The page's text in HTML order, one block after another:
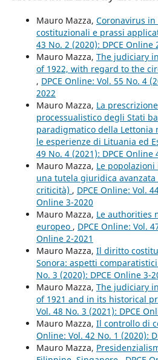
Mauro Mazza, Coronavirus
costituzionali e prassi
43 No. 2 (2020): DPCE Online
Mauro Mazza, The judiciary
of 1922, with regard to the
, DPCE Online: Vol. 55 No. 4
2022
Mauro Mazza, La
processualistico degli Stati
paradigmatico della Lettonia
le esperienze di Lituania ed
49 No. 4 (2021): DPCE Online
Mauro Mazza, Le
una tutela giuridica
criticità) , DPCE Online: Vol.
Online 3-2020
Mauro Mazza, Le authorities
europeo , DPCE Online: Vol.
Online 2-2021
Mauro Mazza, Il diritto
Sonora: aspetti comparatistici
No. 3 (2020): DPCE Online 3-
Mauro Mazza, The judiciary
of 1921 and in its historical
Vol. 48 No. 3 (2021): DPCE
Mauro Mazza, Il controllo di
Online: Vol. 42 No. 1 (2020):
Mauro Mazza,